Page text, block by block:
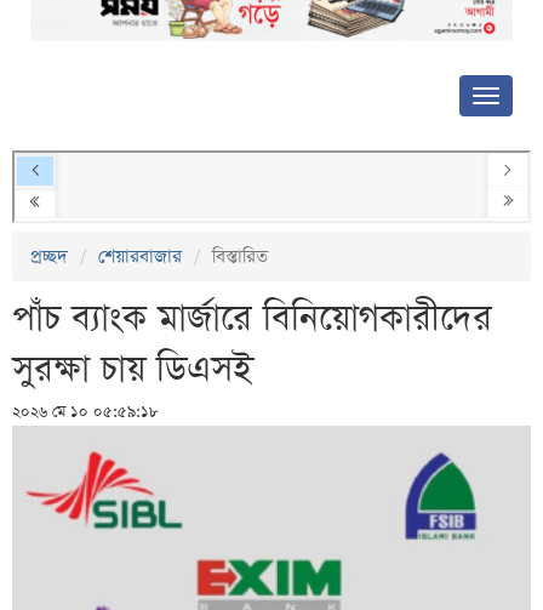
প্রচ্ছদ শেয়ারবাজার বিস্তারিত
পাঁচ ব্যাংক মার্জারে বিনিয়োগকারীদের
সুরক্ষা চায় ডিএসই
২০২৬ মে ১০ ০৫:৫৯:১৮